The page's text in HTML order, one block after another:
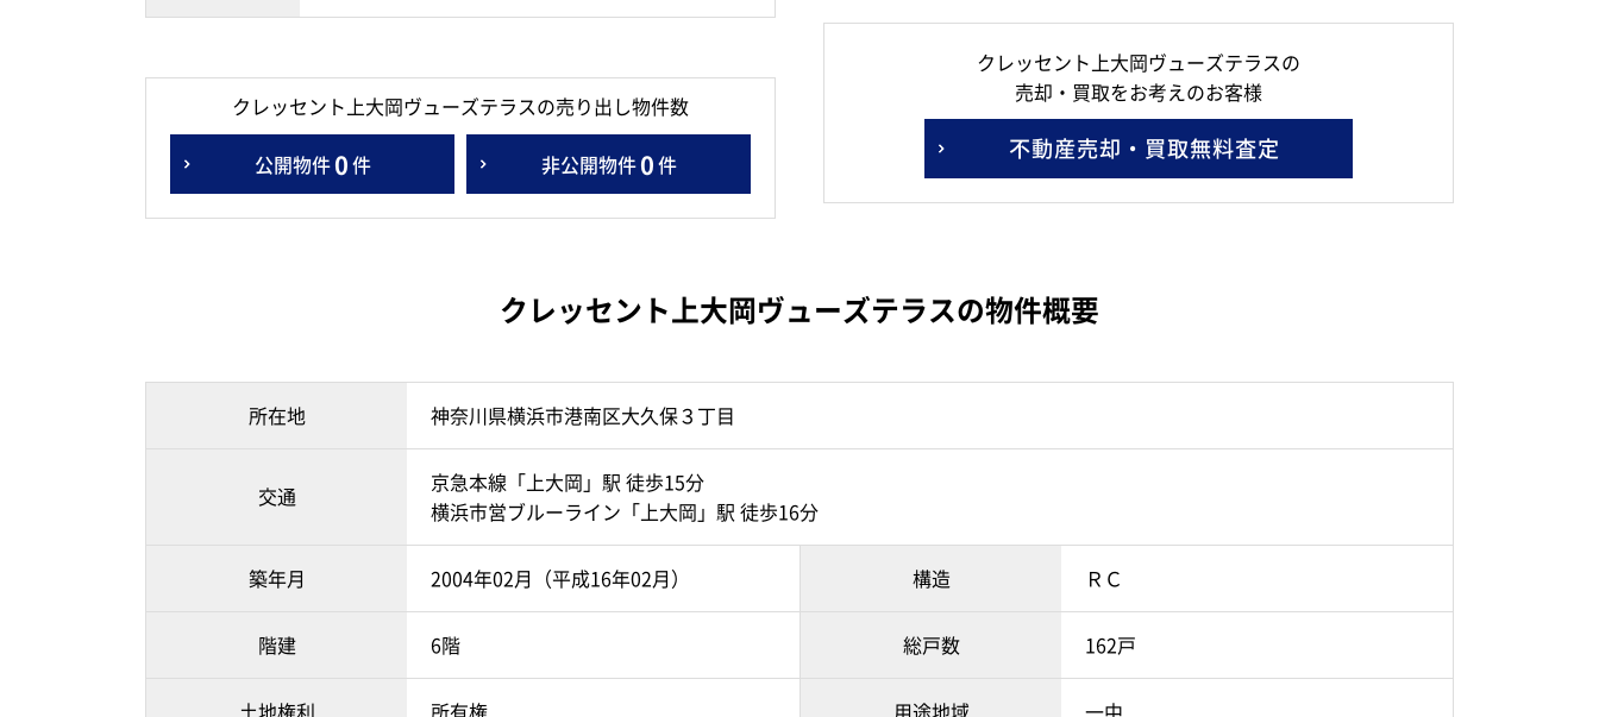
クレッセント上大岡ヴューズテラスの売り出し物件数
公開物件0件 非公開物件0件
クレッセント上大岡ヴューズテラスの
売却・買取をお考えのお客様
不動産売却・買取無料査定
クレッセント上大岡ヴューズテラスの物件概要
所在地 神奈川県横浜市港南区大久保３丁目
交通
京急本線「上大岡」駅 徒歩15分
横浜市営ブルーライン「上大岡」駅 徒歩16分
築年月 2004年02月（平成16年02月） 構造 ＲＣ
階建 6階 総戸数 162戸
土地権利 所有権 用途地域 一中